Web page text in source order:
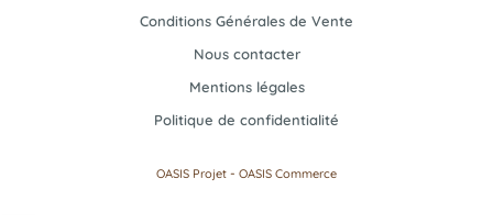
Conditions Générales de Vente
Nous contacter
Mentions légales
Politique de confidentialité
OASIS Projet - OASIS Commerce